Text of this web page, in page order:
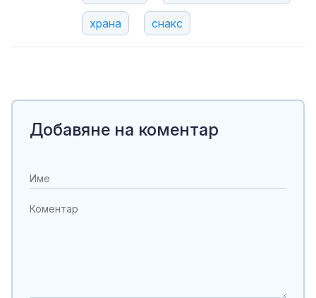
храна снакс
Добавяне на коментар